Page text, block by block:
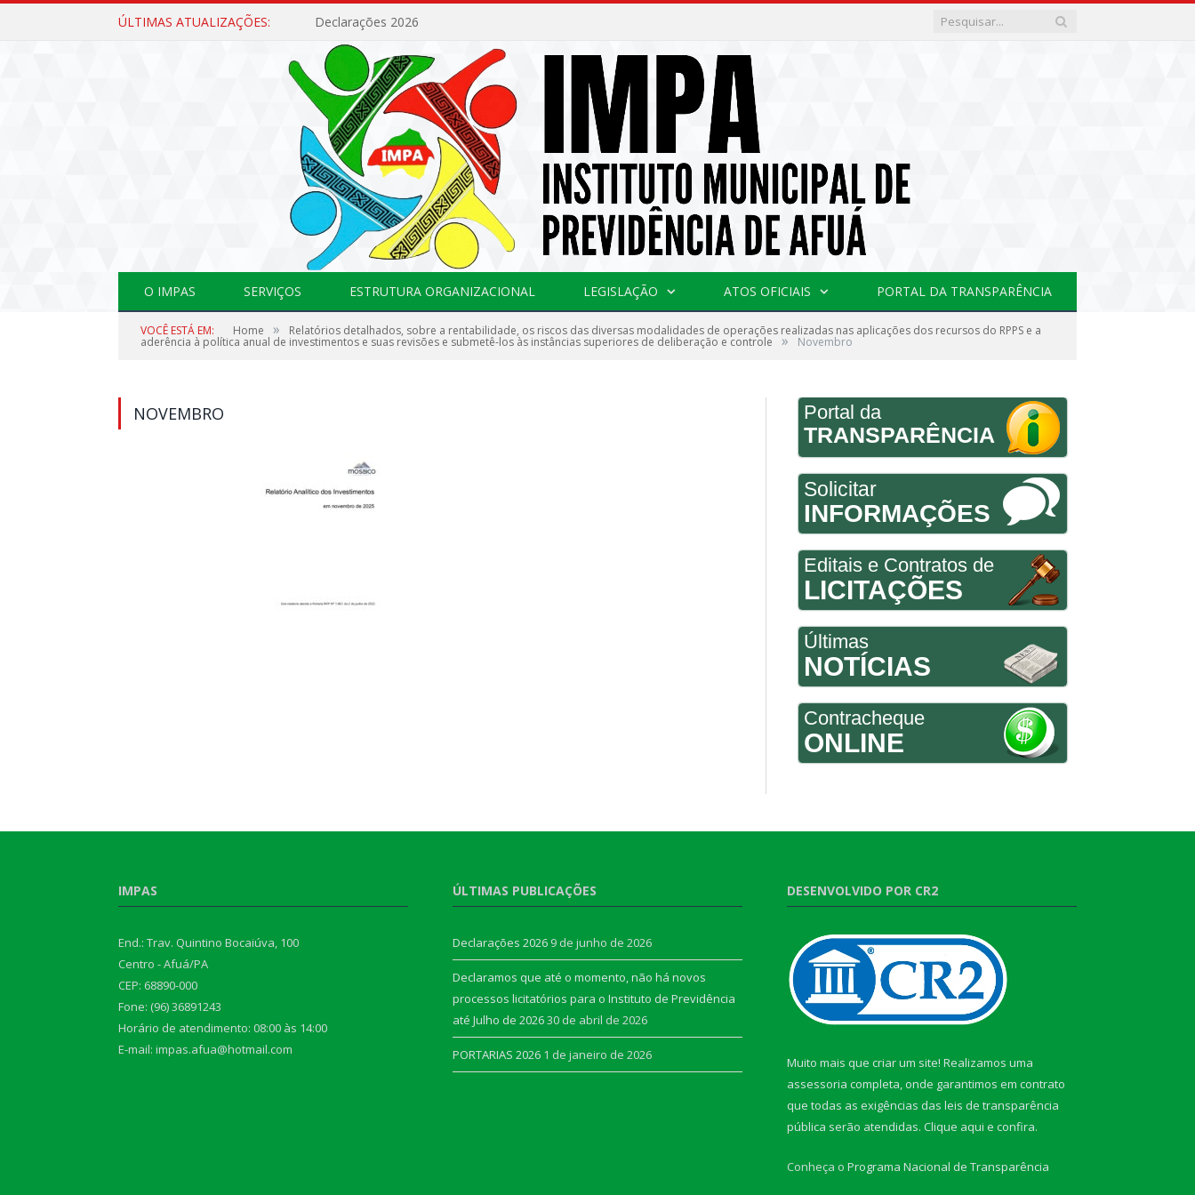
ÚLTIMAS ATUALIZAÇÕES: Declarações 2026
O IMPAS SERVIÇOS ESTRUTURA ORGANIZACIONAL LEGISLAÇÃO ATOS OFICIAIS PORTAL DA TRANSPARÊNCIA
VOCÊ ESTÁ EM: Home » Relatórios detalhados, sobre a rentabilidade, os riscos das diversas modalidades de operações realizadas nas aplicações dos recursos do RPPS e a
aderência à política anual de investimentos e suas revisões e submetê-los às instâncias superiores de deliberação e controle » Novembro
NOVEMBRO Portal da
TRANSPARÊNCIA
Solicitar
INFORMAÇÕES
Editais e Contratos de
LICITAÇÕES
Últimas
NOTÍCIAS
Contracheque
ONLINE
IMPAS
End.: Trav. Quintino Bocaiúva, 100
Centro - Afuá/PA
CEP: 68890-000
Fone: (96) 36891243
Horário de atendimento: 08:00 às 14:00
E-mail: impas.afua@hotmail.com
ÚLTIMAS PUBLICAÇÕES
Declarações 2026 9 de junho de 2026
Declaramos que até o momento, não há novos
processos licitatórios para o Instituto de Previdência
até Julho de 202630 de abril de 2026
PORTARIAS 2026 1 de janeiro de 2026
DESENVOLVIDO POR CR2
Muito mais que criar um site! Realizamos uma
assessoria completa, onde garantimos em contrato
que todas as exigências das leis de transparência
pública serão atendidas. Clique aqui e confira.
Conheça o Programa Nacional de Transparência